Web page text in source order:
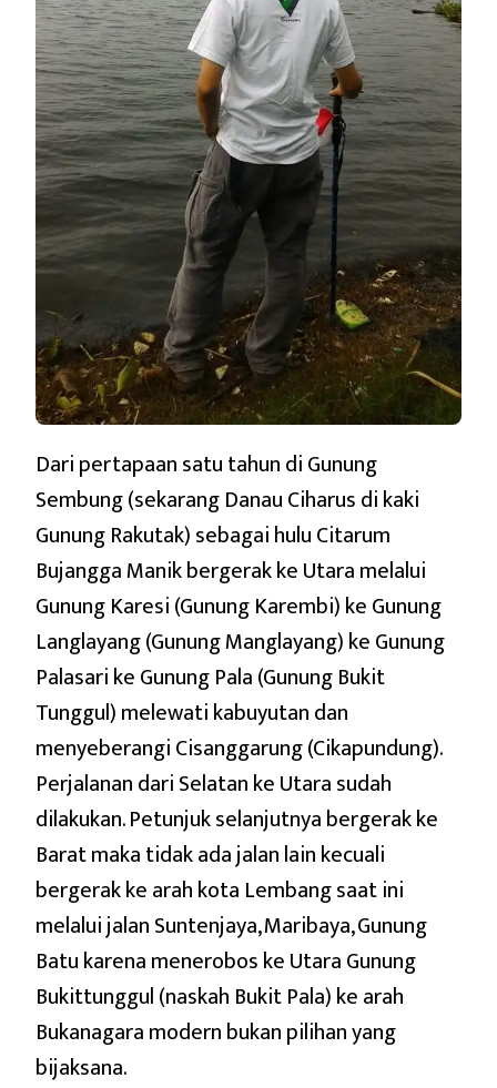
Dari pertapaan satu tahun di Gunung
Sembung (sekarang Danau Ciharus di kaki
Gunung Rakutak) sebagai hulu Citarum
Bujangga Manik bergerak ke Utara melalui
Gunung Karesi (Gunung Karembi) ke Gunung
Langlayang (Gunung Manglayang) ke Gunung
Palasari ke Gunung Pala (Gunung Bukit
Tunggul) melewati kabuyutan dan
menyeberangi Cisanggarung (Cikapundung).
Perjalanan dari Selatan ke Utara sudah
dilakukan. Petunjuk selanjutnya bergerak ke
Barat maka tidak ada jalan lain kecuali
bergerak ke arah kota Lembang saat ini
melalui jalan Suntenjaya, Maribaya, Gunung
Batu karena menerobos ke Utara Gunung
Bukittunggul (naskah Bukit Pala) ke arah
Bukanagara modern bukan pilihan yang
bijaksana.